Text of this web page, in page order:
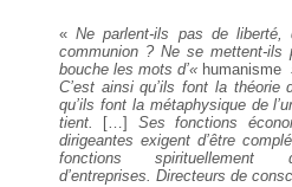
«Ne parlent-ils pas de
communion ? Ne se mettent-
bouche les mots d’« humanisme
C’est ainsi qu’ils font la théorie
qu’ils font la métaphysique de
tient.
[…]
Ses fonctions
dirigeantes exigent d’être
fonctions spirituellement
d’entreprises. Directeurs de